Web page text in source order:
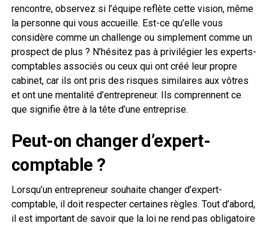
rencontre, observez si l’équipe reflète cette vision, même
la personne qui vous accueille. Est-ce qu’elle vous
considère comme un challenge ou simplement comme un
prospect de plus ? N’hésitez pas à privilégier les experts-
comptables associés ou ceux qui ont créé leur propre
cabinet, car ils ont pris des risques similaires aux vôtres
et ont une mentalité d’entrepreneur. Ils comprennent ce
que signifie être à la tête d’une entreprise.
Peut-on changer d’expert-
comptable ?
Lorsqu’un entrepreneur souhaite changer d’expert-
comptable, il doit respecter certaines règles. Tout d’abord,
il est important de savoir que la loi ne rend pas obligatoire